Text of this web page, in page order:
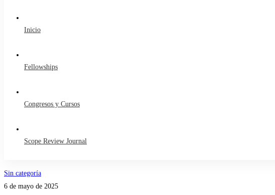
Inicio
Fellowships
Congresos y Cursos
Scope Review Journal
Explorer
Sin categoría
6 de mayo de 2025